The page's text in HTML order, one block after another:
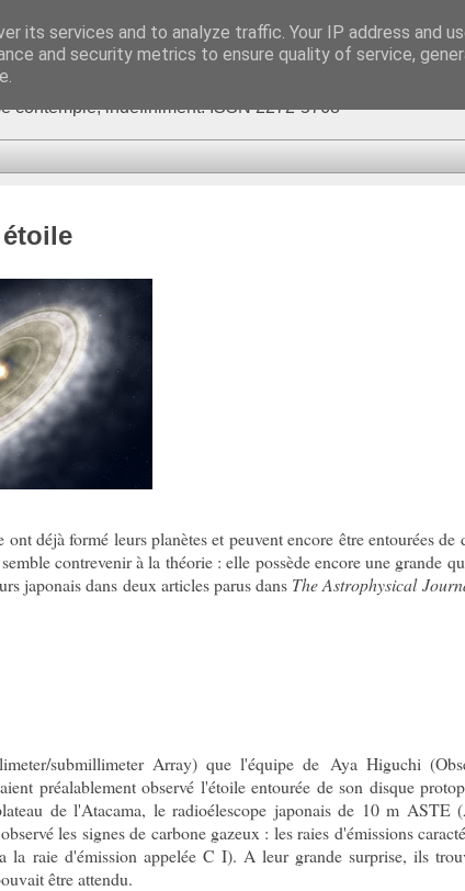
contemple, indéfiniment. ISSN 2272-5768
déjà formé leurs planètes et peuvent encore être entourées de
contrevenir à la théorie : elle possède encore une grande
japonais dans deux articles parus dans The Astrophysical
submillimeter Array) que l'équipe de Aya Higuchi
préalablement observé l'étoile entourée de son disque
de l'Atacama, le radioélescope japonais de 10 m ASTE (
les signes de carbone gazeux : les raies d'émissions
raie d'émission appelée C I). A leur grande surprise, ils
être attendu.
its services and to analyze traffic. Your IP address and
and security metrics to ensure quality of service,